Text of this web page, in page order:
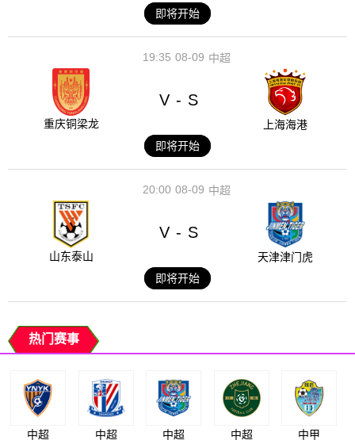
即将开始
08-09
19:35 中超
重庆铜梁龙
V - S
上海海港
即将开始
08-09
20:00 中超
山东泰山
V - S
天津津门虎
即将开始
热门赛事
中超 中超 中超 中超 中甲